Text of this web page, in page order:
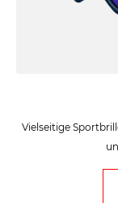
Vielseitige